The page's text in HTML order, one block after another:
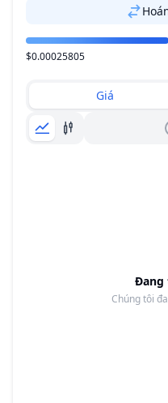
Khoảng giá
$0.00025805
Giá
Đang
Chúng tôi